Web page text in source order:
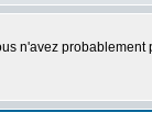
n'avez probablement